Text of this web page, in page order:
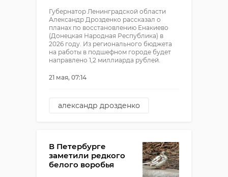
Губернатор Ленинградской области
Александр Дрозденко рассказал о
планах по восстановлению Енакиево
(Донецкая Народная Республика) в
2026 году. Из регионального бюджета
на работы в подшефном городе будет
направлено 1,2 миллиарда рублей.
21 мая, 07:14
александр дрозденко
В Петербурге
заметили редкого
белого воробья